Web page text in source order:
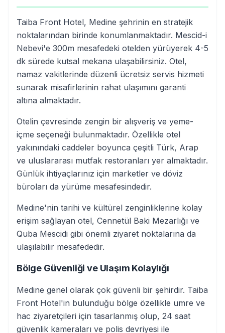
Taiba Front Hotel, Medine şehrinin en stratejik
noktalarından birinde konumlanmaktadır. Mescid-i
Nebevi'e 300m mesafedeki otelden yürüyerek 4-5
dk sürede kutsal mekana ulaşabilirsiniz. Otel,
namaz vakitlerinde düzenli ücretsiz servis hizmeti
sunarak misafirlerinin rahat ulaşımını garanti
altına almaktadır.
Otelin çevresinde zengin bir alışveriş ve yeme-
içme seçeneği bulunmaktadır. Özellikle otel
yakınındaki caddeler boyunca çeşitli Türk, Arap
ve uluslararası mutfak restoranları yer almaktadır.
Günlük ihtiyaçlarınız için marketler ve döviz
büroları da yürüme mesafesindedir.
Medine'nin tarihi ve kültürel zenginliklerine kolay
erişim sağlayan otel, Cennetül Baki Mezarlığı ve
Quba Mescidi gibi önemli ziyaret noktalarına da
ulaşılabilir mesafededir.
Bölge Güvenliği ve Ulaşım Kolaylığı
Medine genel olarak çok güvenli bir şehirdir. Taiba
Front Hotel'in bulunduğu bölge özellikle umre ve
hac ziyaretçileri için tasarlanmış olup, 24 saat
güvenlik kameraları ve polis devriyesi ile